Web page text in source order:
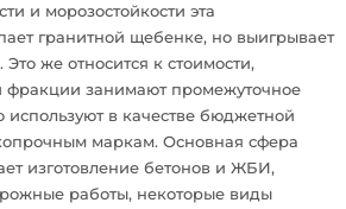
и морозостойкости эта
гранитной щебенке, но выигрывает
же относится к стоимости,
фракции занимают промежуточное
используют в качестве бюджетной
маркам. Основная сфера
изготовление бетонов и ЖБИ,
работы, некоторые виды